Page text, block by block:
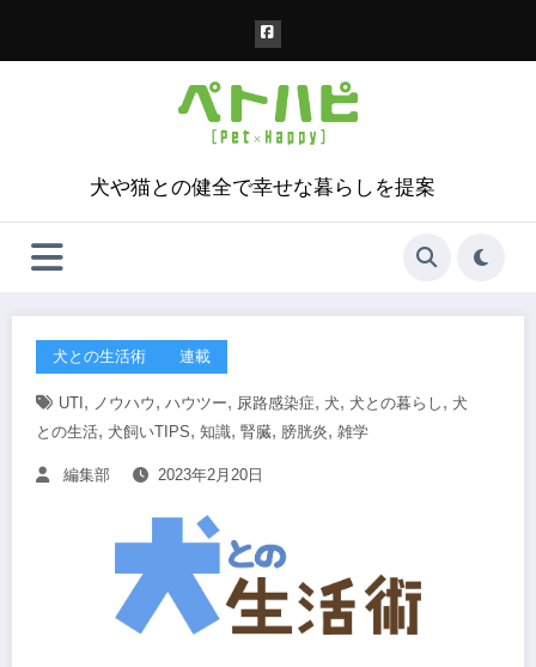
犬や猫との健全で幸せな暮らしを提案
犬との生活術 連載
UTI , ノウハウ , ハウツー, 尿路感染症, 犬, 犬との暮らし , 犬
との生活, 犬飼いTIPS, 知識, 腎臓, 膀胱炎, 雑学
編集部 2023年2月20日